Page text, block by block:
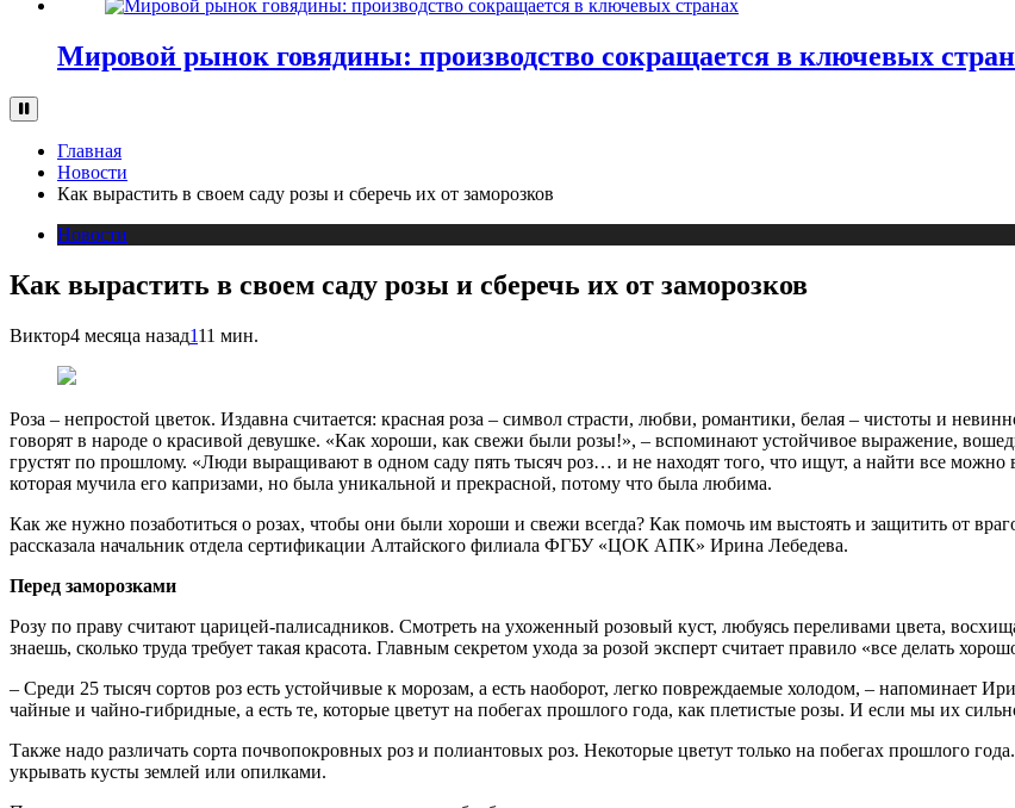
Мировой рынок говядины: производство сокращается в ключевых
Главная
Новости
Как вырастить в своем саду розы и сберечь их от заморозков
Новости
Как вырастить в своем саду розы и сберечь их от заморозков
Виктор4 месяца назад111 мин.
Роза – непростой цветок. Издавна считается: красная роза – символ страсти, любви, романтики, белая – чистоты и
говорят в народе о красивой девушке. «Как хороши, как свежи были розы!», – вспоминают устойчивое выражение,
грустят по прошлому. «Люди выращивают в одном саду пять тысяч роз… и не находят того, что ищут, а найти все
которая мучила его капризами, но была уникальной и прекрасной, потому что была любима.
Как же нужно позаботиться о розах, чтобы они были хороши и свежи всегда? Как помочь им выстоять и защитить от
рассказала начальник отдела сертификации Алтайского филиала ФГБУ «ЦОК АПК» Ирина Лебедева.
Перед заморозками
Розу по праву считают царицей-палисадников. Смотреть на ухоженный розовый куст, любуясь переливами цвета,
знаешь, сколько труда требует такая красота. Главным секретом ухода за розой эксперт считает правило «все делать
– Среди 25 тысяч сортов роз есть устойчивые к морозам, а есть наоборот, легко повреждаемые холодом, – напоминает
чайные и чайно-гибридные, а есть те, которые цветут на побегах прошлого года, как плетистые розы. И если мы их
Также надо различать сорта почвопокровных роз и полиантовых роз. Некоторые цветут только на побегах прошлого
укрывать кусты землей или опилками.